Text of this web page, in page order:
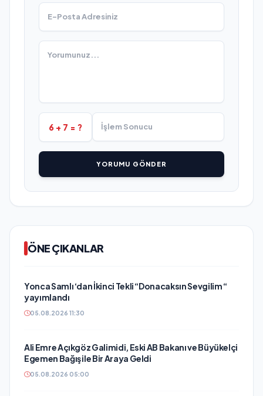
6 + 7 = ?
YORUMU GÖNDER
ÖNE ÇIKANLAR
Yonca Samlı ‘dan İkinci Tekli “Donacaksın Sevgilim “
yayımlandı
05.08.2026 11:30
Ali Emre Açıkgöz Galimidi, Eski AB Bakanı ve Büyükelçi
Egemen Bağış ile Bir Araya Geldi
05.08.2026 05:00